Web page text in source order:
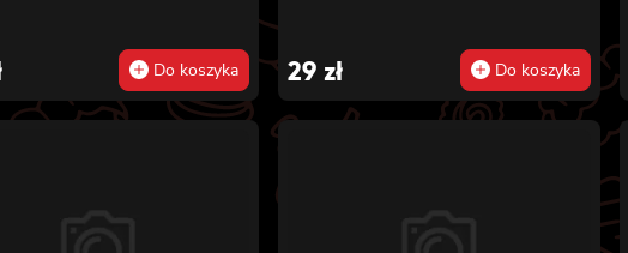
Do koszyka 29 zł Do koszyka